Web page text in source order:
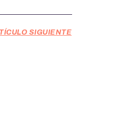
SIGUIENTE